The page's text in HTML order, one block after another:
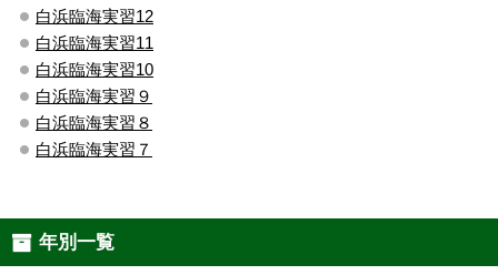
白浜臨海実習12
白浜臨海実習11
白浜臨海実習10
白浜臨海実習９
白浜臨海実習８
白浜臨海実習７
年別一覧